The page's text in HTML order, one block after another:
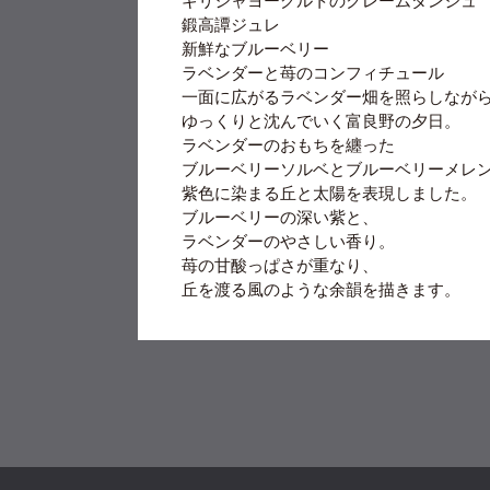
鍛高譚ジュレ
新鮮なブルーベリー
ラベンダーと苺のコンフィチュール
一面に広がるラベンダー畑を照らしながら
ゆっくりと沈んでいく富良野の夕日。
ラベンダーのおもちを纏った
ブルーベリーソルベとブルーベリーメレン
紫色に染まる丘と太陽を表現しました。
ブルーベリーの深い紫と、
ラベンダーのやさしい香り。
苺の甘酸っぱさが重なり、
丘を渡る風のような余韻を描きます。